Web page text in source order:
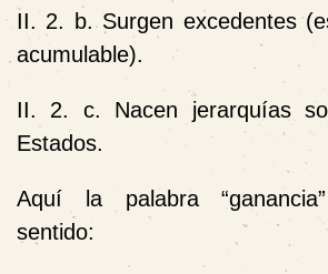
II. 2. b. Surgen excedentes
acumulable).
II. 2. c. Nacen jerarquías
Estados.
Aquí la palabra
sentido: